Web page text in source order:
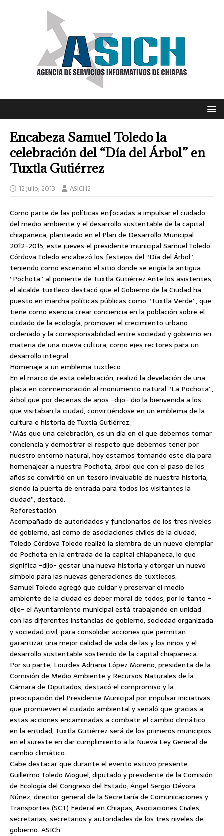
Encabeza Samuel Toledo la
celebración del “Día del Árbol” en
Tuxtla Gutiérrez
12 julio, 2013 ASICH2
Como parte de las políticas enfocadas a impulsar el cuidado
del medio ambiente y el desarrollo sustentable de la capital
chiapaneca, planteado en el Plan de Desarrollo Municipal
2012-2015, este jueves el presidente municipal Samuel Toledo
Córdova Toledo encabezó los festejos del “Día del Árbol”,
teniendo como escenario el sitio donde se erigía la antigua
“Pochota” al poniente de Tuxtla Gutiérrez.Ante los asistentes,
el alcalde tuxtleco destacó que el Gobierno de la Ciudad ha
puesto en marcha políticas públicas como “Tuxtla Verde”, que
tiene como esencia crear conciencia en la población sobre el
cuidado de la ecología, promover el crecimiento urbano
ordenado y la corresponsabilidad entre sociedad y gobierno en
materia de una nueva cultura, como ejes rectores para un
desarrollo integral.
Homenaje a un emblema tuxtleco
En el marco de esta celebración, realizó la develación de una
placa en conmemoración al monumento natural “La Pochota”,
árbol que por decenas de años -dijo- dio la bienvenida a los
que visitaban la ciudad, convirtiéndose en un emblema de la
cultura e historia de Tuxtla Gutiérrez.
“Más que una celebración, es un día en el que debemos tomar
conciencia y demostrar el respeto que debemos tener por
nuestro entorno natural, hoy estamos tomando este día para
homenajear a nuestra Pochota, árbol que con el paso de los
años se convirtió en un tesoro invaluable de nuestra historia,
siendo la puerta de entrada para todos los visitantes la
ciudad”, destacó.
Reforestación
Acompañado de autoridades y funcionarios de los tres niveles
de gobierno, así como de asociaciones civiles de la ciudad,
Toledo Córdova Toledo realizó la siembra de un nuevo ejemplar
de Pochota en la entrada de la capital chiapaneca, lo que
significa -dijo- gestar una nueva historia y otorgar un nuevo
símbolo para las nuevas generaciones de tuxtlecos.
Samuel Toledo agregó que cuidar y preservar el medio
ambiente de la ciudad es deber moral de todos, por lo tanto -
dijo- el Ayuntamiento municipal está trabajando en unidad
con las diferentes instancias de gobierno, sociedad organizada
y sociedad civil, para consolidar acciones que permitan
garantizar una mejor calidad de vida de las y los niños y el
desarrollo sustentable sostenido de la capital chiapaneca.
Por su parte, Lourdes Adriana López Moreno, presidenta de la
Comisión de Medio Ambiente y Recursos Naturales de la
Cámara de Diputados, destacó el compromiso y la
preocupación del Presidente Municipal por impulsar iniciativas
que promueven el cuidado ambiental y señaló que gracias a
estas acciones encaminadas a combatir el cambio climático
en la entidad, Tuxtla Gutiérrez será de los primeros municipios
en el sureste en dar cumplimiento a la Nueva Ley General de
cambio climático.
Cabe destacar que durante el evento estuvo presente
Guillermo Toledo Moguel, diputado y presidente de la Comisión
de Ecología del Congreso del Estado; Ángel Sergio Dévora
Núñez, director general de la Secretaría de Comunicaciones y
Transportes (SCT) Federal en Chiapas; Asociaciones Civiles,
secretarias, secretarios y autoridades de los tres niveles de
gobierno. ASICh